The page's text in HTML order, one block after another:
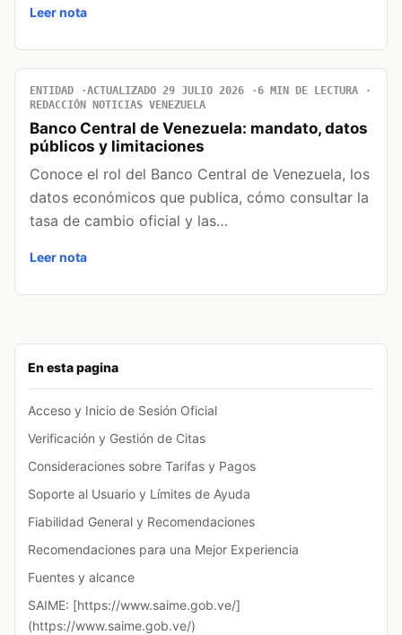
En esta pagina
Acceso y Inicio de Sesión Oficial
Verificación y Gestión de Citas
Consideraciones sobre Tarifas y Pagos
Soporte al Usuario y Límites de Ayuda
Fiabilidad General y Recomendaciones
Recomendaciones para una Mejor Experiencia
Fuentes y alcance
SAIME: [https://www.saime.gob.ve/]
(https://www.saime.gob.ve/)
Leer nota
ENTIDAD ACTUALIZADO 29 JULIO 2026
6 MIN DE LECTURA
REDACCIÓN NOTICIAS VENEZUELA
Banco Central de Venezuela: mandato, datos
públicos y limitaciones
Conoce el rol del Banco Central de Venezuela, los
datos económicos que publica, cómo consultar la
tasa de cambio oficial y las…
Leer nota